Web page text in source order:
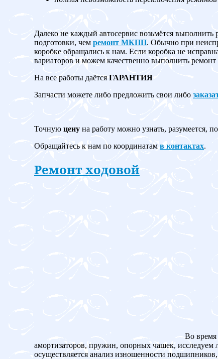
Далеко не каждый автосервис возьмётся
подготовки, чем ремонт МКПП. Обычно при
коробке обращались к нам. Если коробка не
вариаторов и можем качественно выполнить ремонт
На все работы даётся ГАРАНТИЯ
Запчасти можете либо предложить свои либо
Точную цену на работу можно узнать, разумеется,
Обращайтесь к нам по координатам в контактах.
Ремонт ходовой
Во время
амортизаторов, пружин, опорных чашек, исследуем
осуществляется анализ изношенности